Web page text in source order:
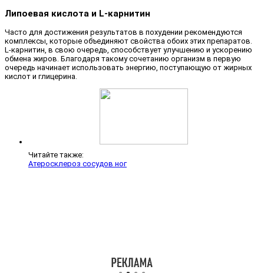
Липоевая кислота и L-карнитин
Часто для достижения результатов в похудении рекомендуются
комплексы, которые объединяют свойства обоих этих препаратов.
L-карнитин, в свою очередь, способствует улучшению и ускорению
обмена жиров. Благодаря такому сочетанию организм в первую
очередь начинает использовать энергию, поступающую от жирных
кислот и глицерина.
Читайте также:
Атеросклероз сосудов ног